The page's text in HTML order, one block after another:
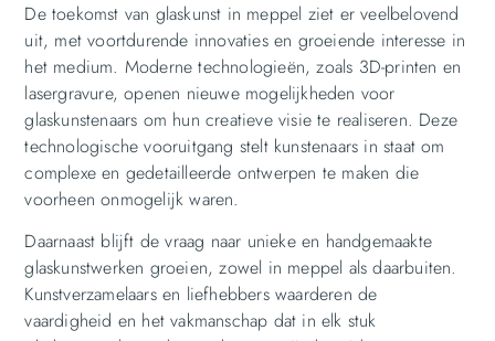
De toekomst van glaskunst in meppel ziet er veelbelovend
uit, met voortdurende innovaties en groeiende interesse in
het medium. Moderne technologieën, zoals 3D-printen en
lasergravure, openen nieuwe mogelijkheden voor
glaskunstenaars om hun creatieve visie te realiseren. Deze
technologische vooruitgang stelt kunstenaars in staat om
complexe en gedetailleerde ontwerpen te maken die
voorheen onmogelijk waren.
Daarnaast blijft de vraag naar unieke en handgemaakte
glaskunstwerken groeien, zowel in meppel als daarbuiten.
Kunstverzamelaars en liefhebbers waarderen de
vaardigheid en het vakmanschap dat in elk stuk